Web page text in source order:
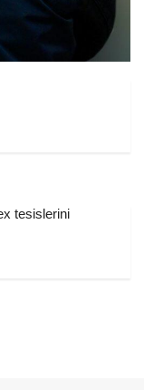
tesislerini